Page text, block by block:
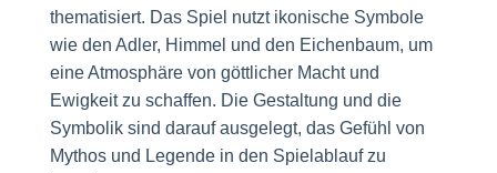
thematisiert. Das Spiel nutzt ikonische Symbole
wie den Adler, Himmel und den Eichenbaum, um
eine Atmosphäre von göttlicher Macht und
Ewigkeit zu schaffen. Die Gestaltung und die
Symbolik sind darauf ausgelegt, das Gefühl von
Mythos und Legende in den Spielablauf zu